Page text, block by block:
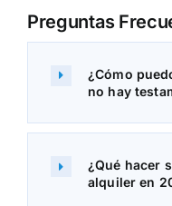
Preguntas
¿Cómo
no hay
¿Qué hacer
alquiler en